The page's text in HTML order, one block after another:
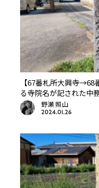
【67番札所大興寺
る寺院名が記された中
野瀬 照山
2024.01.26